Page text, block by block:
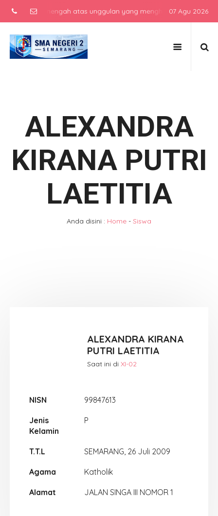
menengah atas unggulan yang menghasilkan lulusan
07 Agu 2026
ALEXANDRA
KIRANA PUTRI
LAETITIA
Anda disini : Home - Siswa
ALEXANDRA KIRANA
PUTRI LAETITIA
Saat ini diXI-02
NISN 99847613
Jenis
Kelamin
P
T.T.L SEMARANG, 26 Juli 2009
Agama Katholik
Alamat JALAN SINGA III NOMOR 1